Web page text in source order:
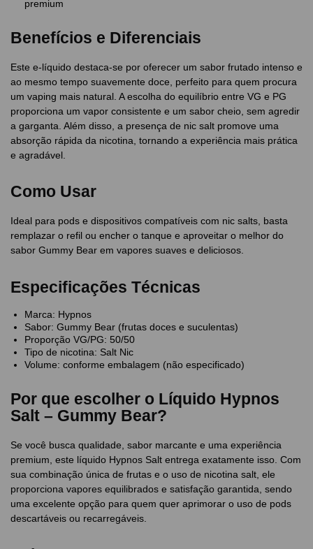
premium
Benefícios e Diferenciais
Este e-líquido destaca-se por oferecer um sabor frutado intenso e
ao mesmo tempo suavemente doce, perfeito para quem procura
um vaping mais natural. A escolha do equilíbrio entre VG e PG
proporciona um vapor consistente e um sabor cheio, sem agredir
a garganta. Além disso, a presença de nic salt promove uma
absorção rápida da nicotina, tornando a experiência mais prática
e agradável.
Como Usar
Ideal para pods e dispositivos compatíveis com nic salts, basta
remplazar o refil ou encher o tanque e aproveitar o melhor do
sabor Gummy Bear em vapores suaves e deliciosos.
Especificações Técnicas
Marca: Hypnos
Sabor: Gummy Bear (frutas doces e suculentas)
Proporção VG/PG: 50/50
Tipo de nicotina: Salt Nic
Volume: conforme embalagem (não especificado)
Por que escolher o Líquido Hypnos
Salt – Gummy Bear?
Se você busca qualidade, sabor marcante e uma experiência
premium, este líquido Hypnos Salt entrega exatamente isso. Com
sua combinação única de frutas e o uso de nicotina salt, ele
proporciona vapores equilibrados e satisfação garantida, sendo
uma excelente opção para quem quer aprimorar o uso de pods
descartáveis ou recarregáveis.